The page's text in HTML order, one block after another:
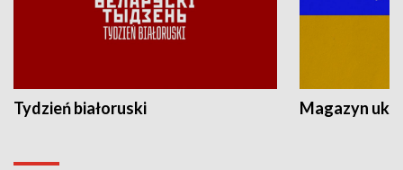
Tydzień białoruski Magazyn